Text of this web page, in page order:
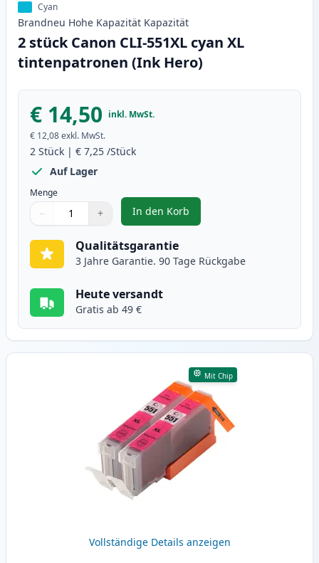
Cyan
Brandneu Hohe Kapazität Kapazität
2 stück Canon CLI-551XL cyan XL
tintenpatronen (Ink Hero)
€ 14,50 inkl. MwSt.
€ 12,08exkl. MwSt.
2 Stück | € 7,25 /Stück
Auf Lager
Menge
Verwenden Sie die Tasten, um anzupassen
− +
1
In den Korb
, 2 stück Canon CLI-551XL cyan
Qualitätsgarantie
3 Jahre Garantie. 90 Tage Rückgabe
Heute versandt
Gratis ab 49 €
Mit Chip
Vollständige Details anzeigen